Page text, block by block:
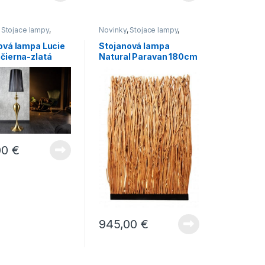
Stojace lampy,
lampa Lucie
zlatá
€
Novinky, Stojace lampy,
Svietidlá
Stojanová lampa
Natural Paravan 180cm
945,00 €
Produkty v realizáciach-22.
Trend roka 2021 – mramor v